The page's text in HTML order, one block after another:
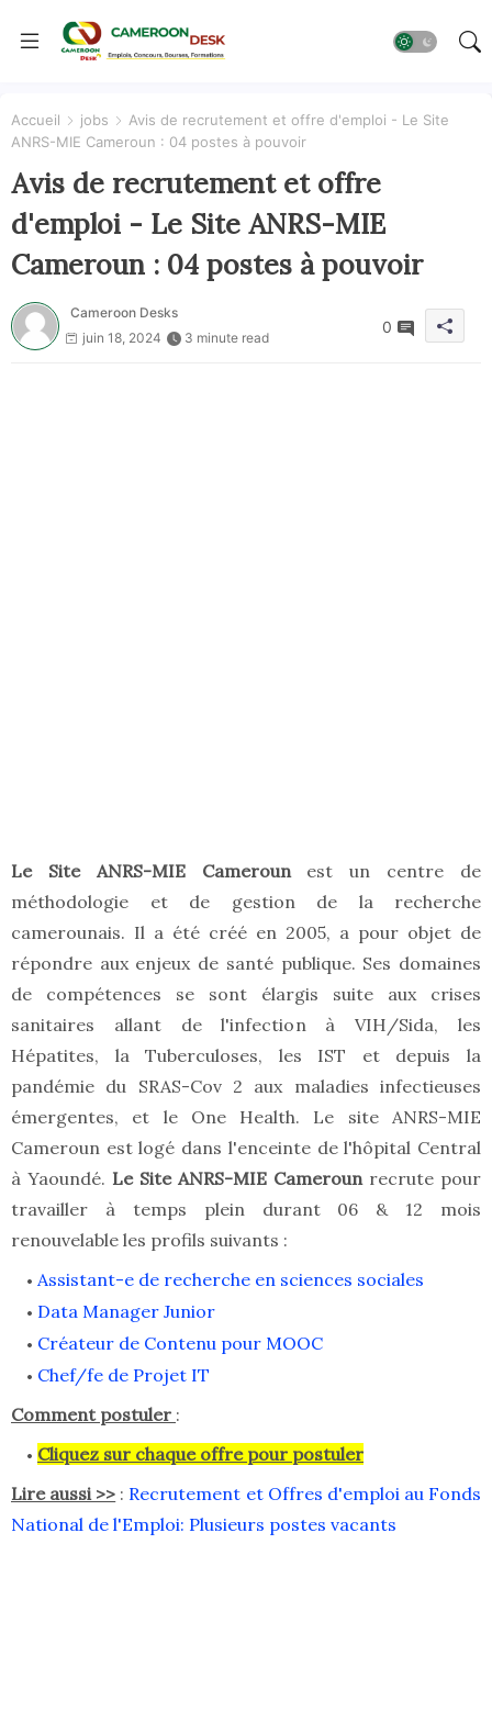
Accueil jobs
Avis de recrutement et offre d'emploi - Le Site
ANRS-MIE Cameroun : 04 postes à pouvoir
Avis de recrutement et offre
d'emploi - Le Site ANRS-MIE
Cameroun : 04 postes à pouvoir
Cameroon Desks
juin 18, 2024
3 minute read
0
Le Site ANRS-MIE Cameroun est un centre de
méthodologie et de gestion de la recherche
camerounais. Il a été créé en 2005, a pour objet de
répondre aux enjeux de santé publique. Ses domaines
de compétences se sont élargis suite aux crises
sanitaires allant de l'infection à VIH/Sida, les
Hépatites, la Tuberculoses, les IST et depuis la
pandémie du SRAS-Cov 2 aux maladies infectieuses
émergentes, et le One Health. Le site ANRS-MIE
Cameroun est logé dans l'enceinte de l'hôpital Central
à Yaoundé. Le Site ANRS-MIE Cameroun recrute pour
travailler à temps plein durant 06 & 12 mois
renouvelable les profils suivants :
Assistant-e de recherche en sciences sociales
Data Manager Junior
Créateur de Contenu pour MOOC
Chef/fe de Projet IT
Comment postuler :
Cliquez sur chaque offre pour postuler
Lire aussi >> : Recrutement et Offres d'emploi au Fonds
National de l'Emploi: Plusieurs postes vacants